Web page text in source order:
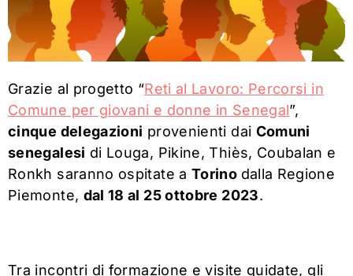
Grazie al progetto “Reti al Lavoro: Percorsi in
Comune per giovani e donne in Senegal”,
cinque delegazioni provenienti dai Comuni
senegalesi di Louga, Pikine, Thiès, Coubalan e
Ronkh saranno ospitate a Torino dalla Regione
Piemonte, dal 18 al 25 ottobre 2023.
Tra incontri di formazione e visite guidate, gli